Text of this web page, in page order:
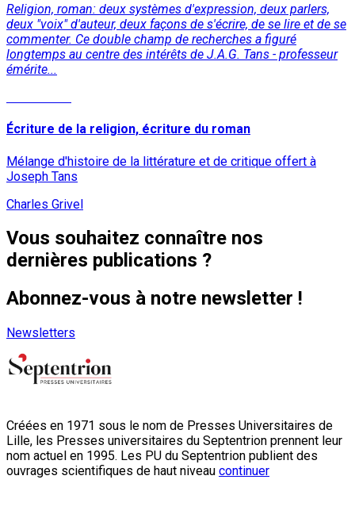
Religion, roman: deux systèmes d'expression, deux parlers,
deux "voix" d'auteur, deux façons de s'écrire, de se lire et de se
commenter. Ce double champ de recherches a figuré
longtemps au centre des intérêts de J.A.G. Tans - professeur
émérite...
Écriture de la religion, écriture du roman
Mélange d'histoire de la littérature et de critique offert à
Joseph Tans
Charles Grivel
Vous souhaitez connaître nos
dernières publications ?
Abonnez-vous à notre newsletter !
Newsletters
Créées en 1971 sous le nom de Presses Universitaires de
Lille, les Presses universitaires du Septentrion prennent leur
nom actuel en 1995. Les PU du Septentrion publient des
ouvrages scientifiques de haut niveau continuer